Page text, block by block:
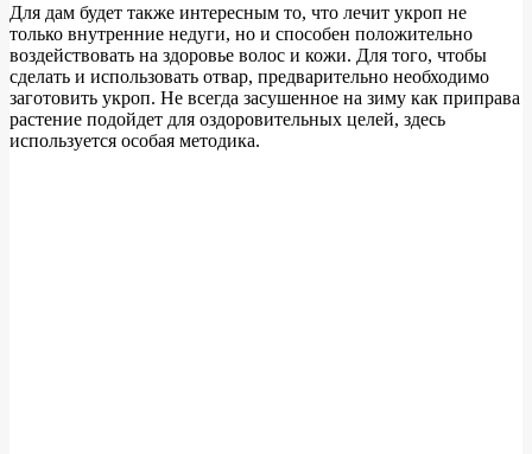
Для дам будет также интересным то, что лечит укроп не
только внутренние недуги, но и способен положительно
воздействовать на здоровье волос и кожи. Для того, чтобы
сделать и использовать отвар, предварительно необходимо
заготовить укроп. Не всегда засушенное на зиму как приправа
растение подойдет для оздоровительных целей, здесь
используется особая методика.